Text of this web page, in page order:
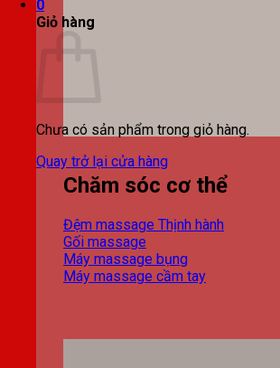
0
Giỏ hàng
Chưa có sản phẩm trong giỏ hàng.
Quay trở lại cửa hàng
Chăm sóc cơ thể
Đệm massage
Gối massage
Máy massage bụng
Máy massage cầm tay